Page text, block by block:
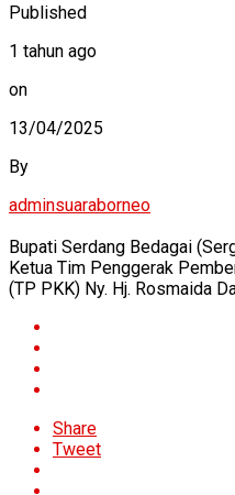
Published
1 tahun ago
on
13/04/2025
By
adminsuaraborneo
Bupati Serdang Bedagai
Ketua Tim Penggerak
(TP PKK) Ny. Hj. Rosmaida
Share
Tweet